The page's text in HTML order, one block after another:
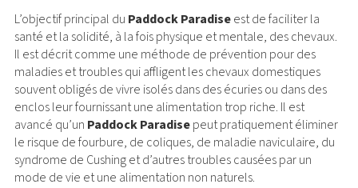
L’objectif principal du Paddock Paradiseest de faciliter la
santé et la solidité, à la fois physique et mentale, des chevaux.
Il est décrit comme une méthode de prévention pour des
maladies et troubles qui affligent les chevaux domestiques
souvent obligés de vivre isolés dans des écuries ou dans des
enclos leur fournissant une alimentation trop riche. Il est
avancé qu’un Paddock Paradisepeut pratiquement éliminer
le risque de fourbure, de coliques, de maladie naviculaire, du
syndrome de Cushing et d’autres troubles causées par un
mode de vie et une alimentation non naturels.